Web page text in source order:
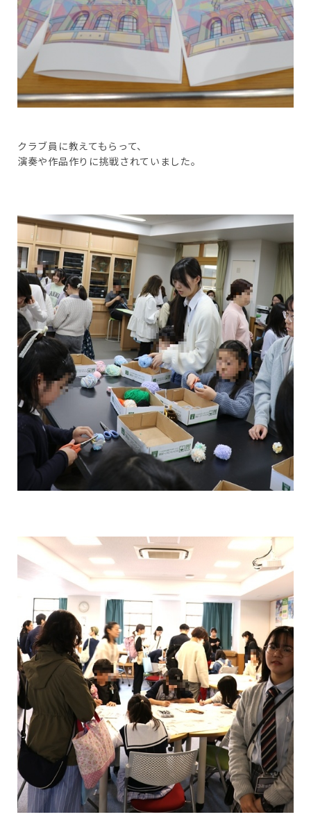
クラブ員に教えてもらって、
演奏や作品作りに挑戦されていました。